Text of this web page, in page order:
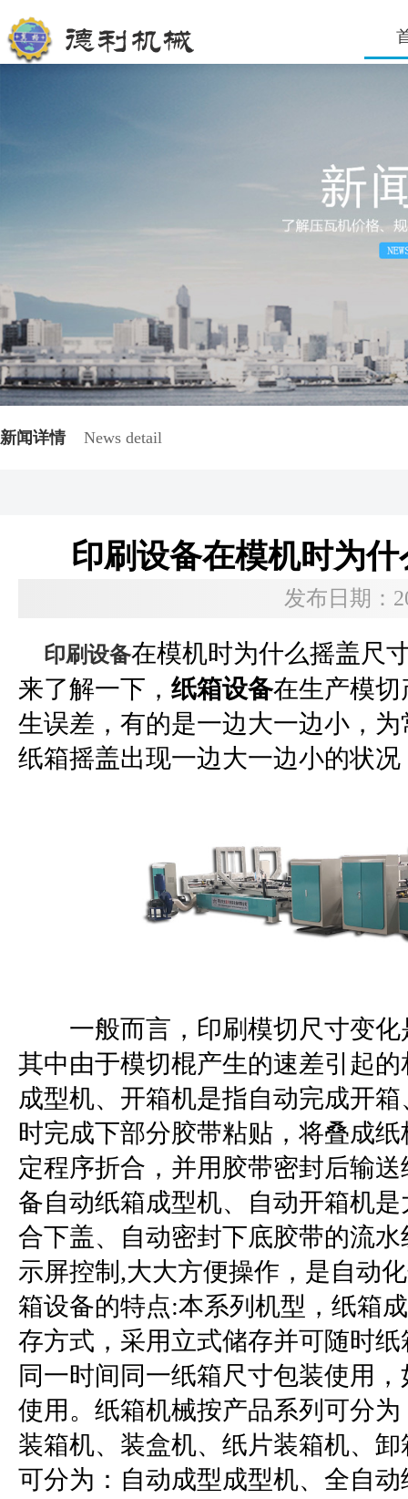
新闻详情 News detail
印刷设备在模机时为
发布日期：
印刷设备在模机时为什么摇盖尺
来了解一下， 纸箱设备在生产模
生误差，有的是一边大一边小，
纸箱摇盖出现一边大一边小的状况，
一般而言，印刷模切尺寸变化
其中由于模切棍产生的速差引起
成型机、开箱机是指自动完成开
时完成下部分胶带粘贴，将叠成
定程序折合，并用胶带密封后输
备自动纸箱成型机、自动开箱机
合下盖、自动密封下底胶带的流
示屏控制,大大方便操作，是自动
箱设备的特点:本系列机型，纸箱
存方式，采用立式储存并可随时
同一时间同一纸箱尺寸包装使用
使用。纸箱机械按产品系列可分
装箱机、装盒机、纸片装箱机、
可分为：自动成型成型机、全自